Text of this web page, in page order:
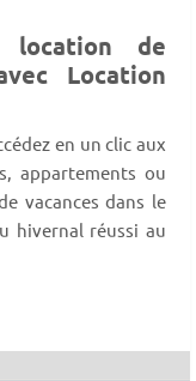
location de
Location
en un clic aux
appartements ou
vacances dans le
hivernal réussi au